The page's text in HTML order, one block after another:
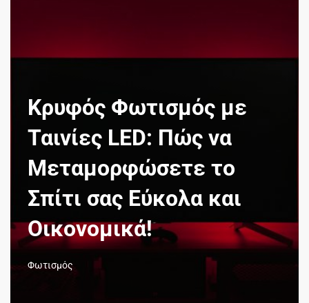
Κρυφός Φωτισμός με
Ταινίες LED: Πώς να
Μεταμορφώσετε το
Σπίτι σας Εύκολα και
Οικονομικά!
Φωτισμός